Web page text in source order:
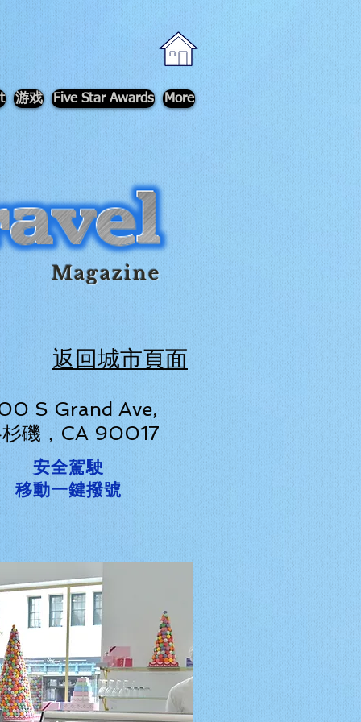
游戏 Five Star Awards More
Magazine
S Grand Ave,
磯，CA 90017
返回城市頁面
安全駕駛
移動一鍵撥號